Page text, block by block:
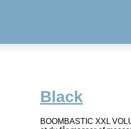
Black
BOOMBASTIC XXL